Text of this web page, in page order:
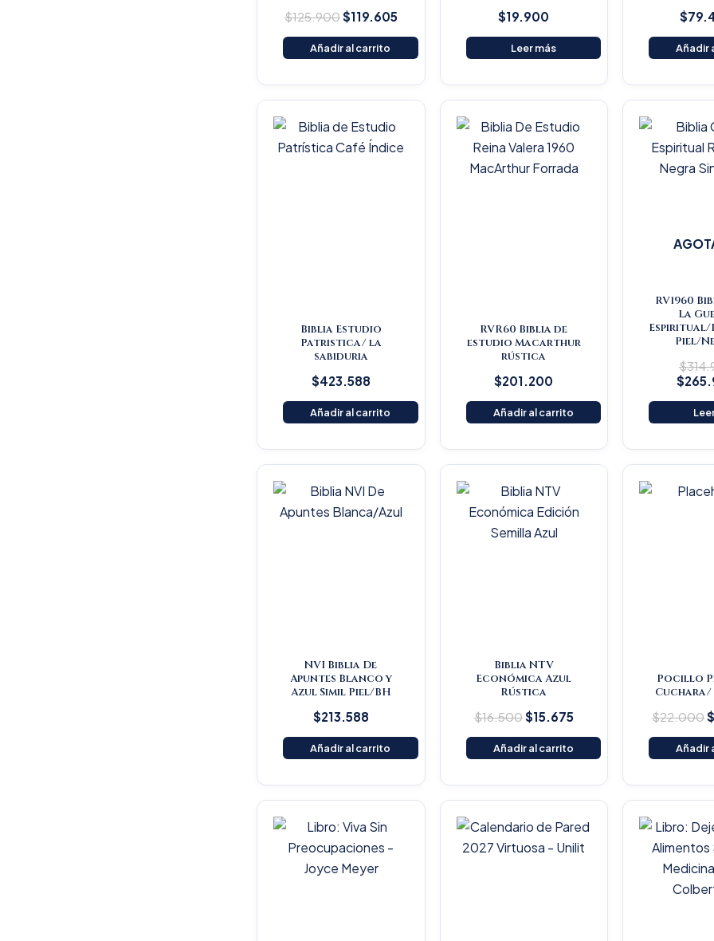
$125.900$119.605
Añadir al carrito
$19.900
Leer más
$
Añadir
Biblia Estudio
Patristica/ la
sabiduria
$423.588
Añadir al carrito
RVR60 Biblia de
estudio Macarthur
rústica
$201.200
Añadir al carrito
RV1960
La
Espiritual/
Piel/
$
$
NVI Biblia De
Apuntes Blanco y
Azul Simil Piel/BH
$213.588
Añadir al carrito
Biblia NTV
Económica Azul
Rústica
$16.500
price
$16.500.
$15.675
Current
$15.675.
Añadir al carrito
Pocillo
Cuchara/
$22.000$
Añadir